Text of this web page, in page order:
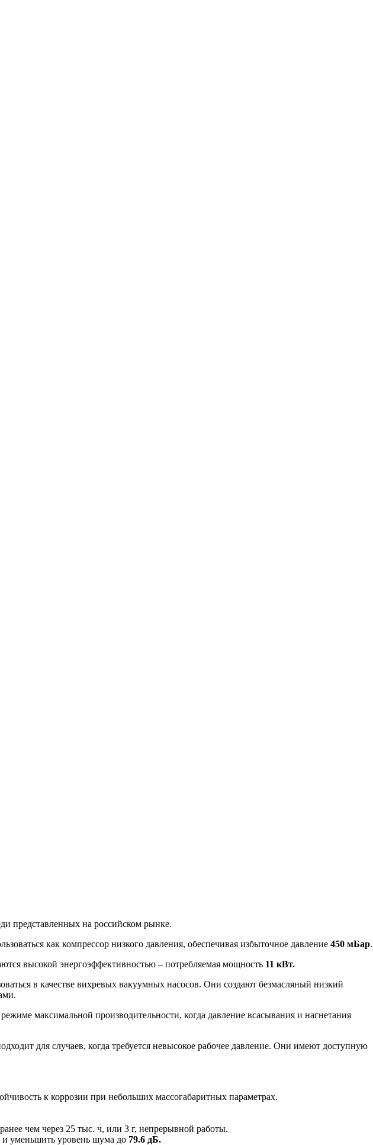
представленных на российском рынке.
как компрессор низкого давления, обеспечивая избыточное давление 450 мБар.
высокой энергоэффективностью – потребляемая мощность 11 кВт.
в качестве вихревых вакуумных насосов. Они создают безмасляный низкий
максимальной производительности, когда давление всасывания и нагнетания
для случаев, когда требуется невысокое рабочее давление. Они имеют доступную
к коррозии при небольших массогабаритных параметрах.
чем через 25 тыс. ч, или 3 г, непрерывной работы.
и уменьшить уровень шума до 79.6 дБ.